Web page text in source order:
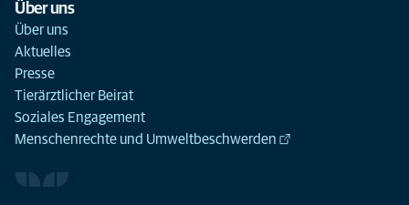
Über uns
Über uns
Aktuelles
Presse
Tierärztlicher Beirat
Soziales Engagement
Menschenrechte und Umweltbeschwerden